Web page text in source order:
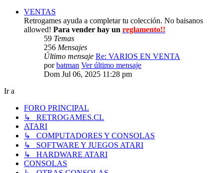
VENTAS
Retrogames ayuda a completar tu colección. No baisanos
allowed! Para vender hay un reglamento!!
59 Temas
256 Mensajes
Último mensaje Re: VARIOS EN VENTA
porbatman Ver último mensaje
Dom Jul 06, 2025 11:28 pm
Ir a
FORO PRINCIPAL
↳ RETROGAMES.CL
ATARI
↳ COMPUTADORES Y CONSOLAS
↳ SOFTWARE Y JUEGOS ATARI
↳ HARDWARE ATARI
CONSOLAS